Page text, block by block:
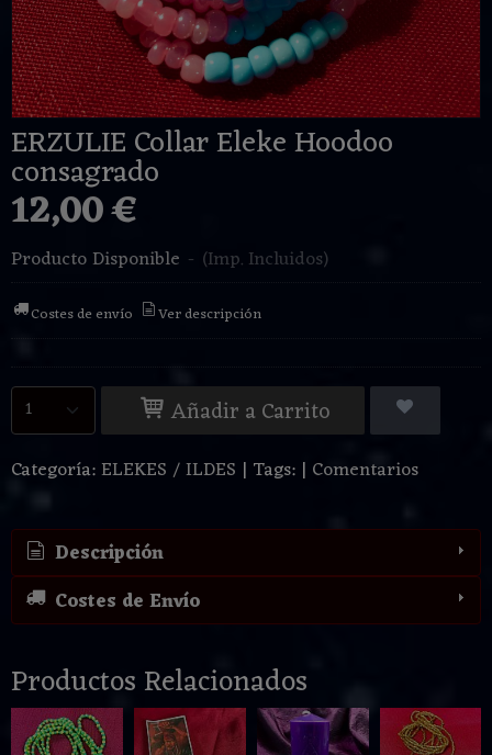
ERZULIE Collar Eleke Hoodoo
consagrado
12,00 €
Producto Disponible - (Imp. Incluidos)
Costes de envío Ver descripción
Añadir a Carrito
Categoría:ELEKES / ILDES | Tags: | Comentarios
Descripción
Costes de Envío
Productos Relacionados